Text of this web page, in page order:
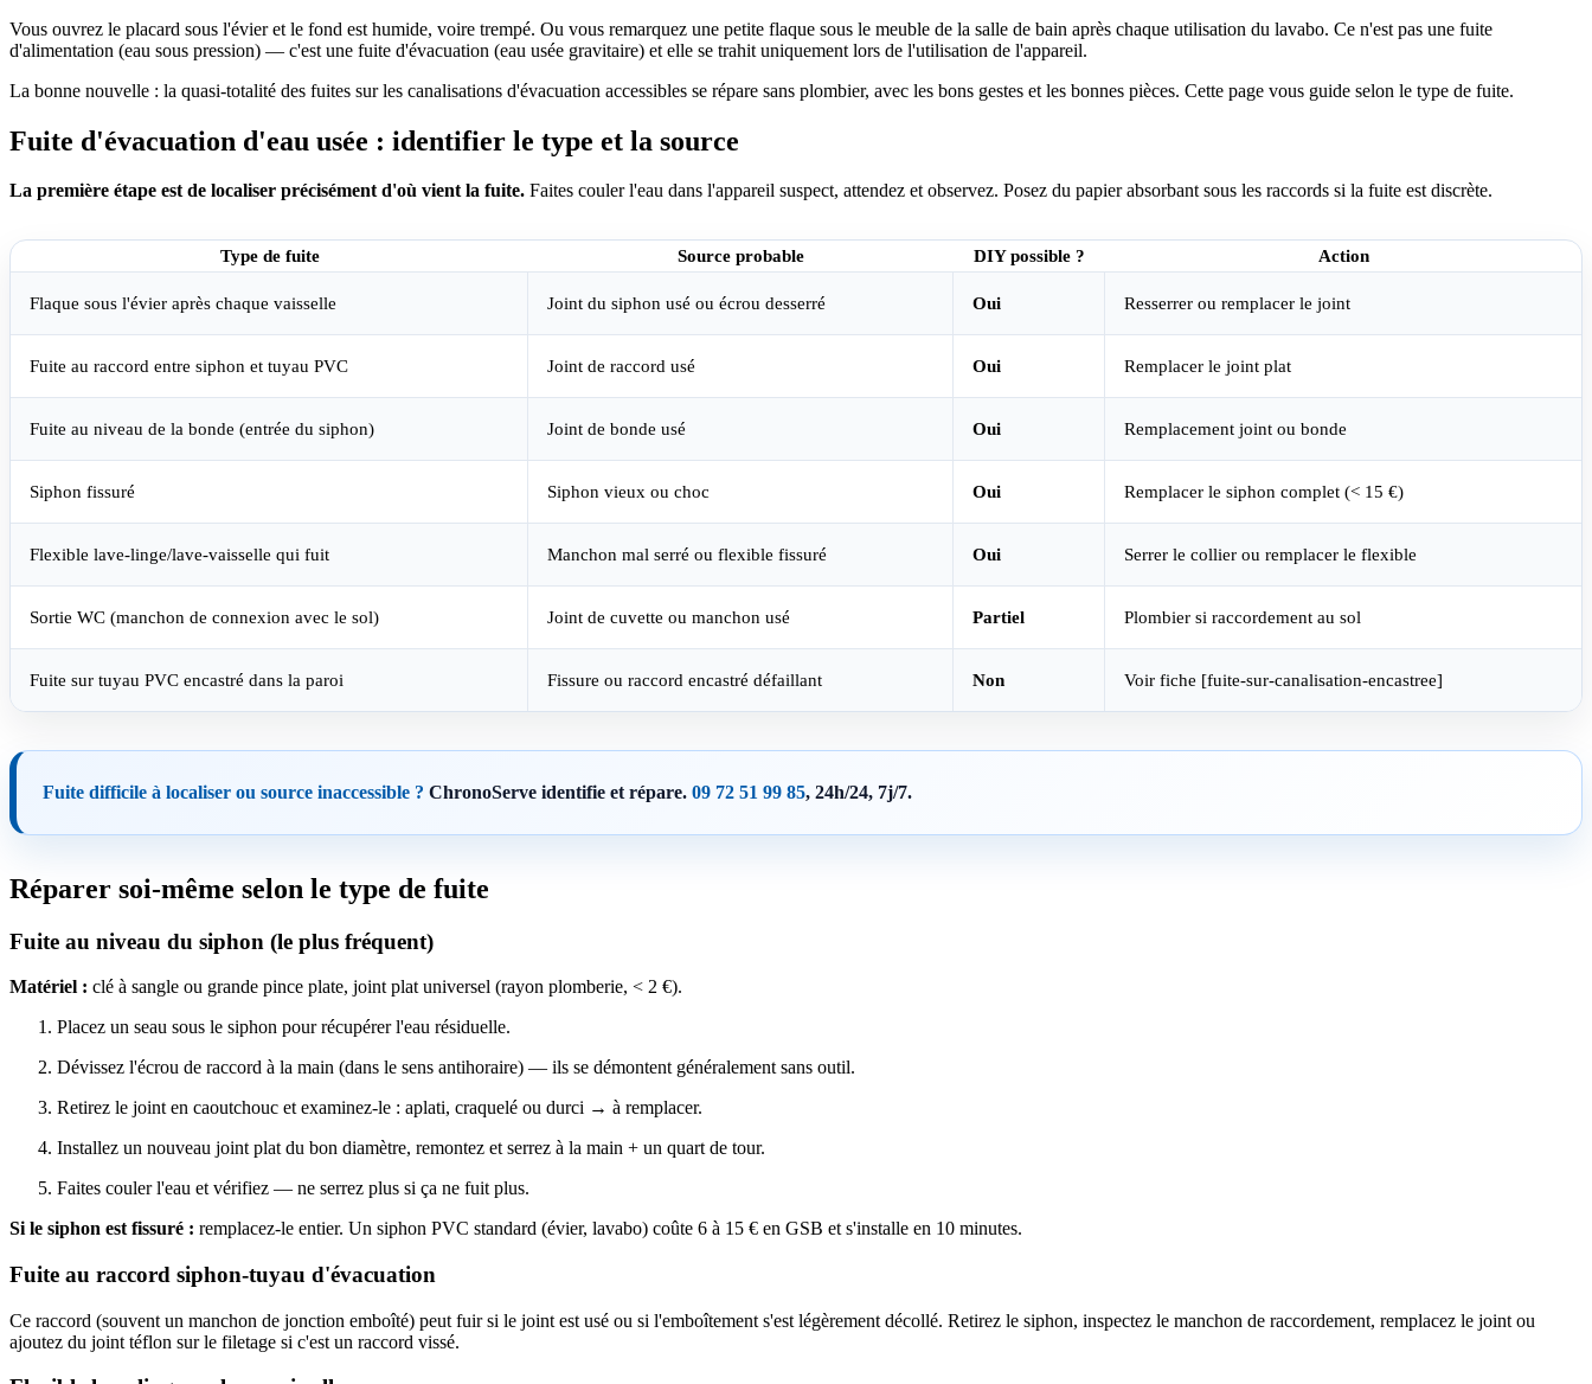
Vous ouvrez le placard sous l'évier et le fond est humide, voire trempé. Ou vous remarquez une petite flaque sous le meuble de la salle de bain après chaque utilisation du lavabo. Ce n'est pas une fuite
d'alimentation (eau sous pression) — c'est une fuite d'évacuation (eau usée gravitaire) et elle se trahit uniquement lors de l'utilisation de l'appareil.
La bonne nouvelle : la quasi-totalité des fuites sur les canalisations d'évacuation accessibles se répare sans plombier, avec les bons gestes et les bonnes pièces. Cette page vous guide selon le type de fuite.
Fuite d'évacuation d'eau usée : identifier le type et la source
La première étape est de localiser précisément d'où vient la fuite. Faites couler l'eau dans l'appareil suspect, attendez et observez. Posez du papier absorbant sous les raccords si la fuite est discrète.
Type de fuite Source probable DIY possible ? Action
Flaque sous l'évier après chaque vaisselle Joint du siphon usé ou écrou desserré Oui Resserrer ou remplacer le joint
Fuite au raccord entre siphon et tuyau PVC Joint de raccord usé Oui Remplacer le joint plat
Fuite au niveau de la bonde (entrée du siphon) Joint de bonde usé Oui Remplacement joint ou bonde
Siphon fissuré Siphon vieux ou choc Oui Remplacer le siphon complet (< 15 €)
Flexible lave-linge/lave-vaisselle qui fuit Manchon mal serré ou flexible fissuré Oui Serrer le collier ou remplacer le flexible
Sortie WC (manchon de connexion avec le sol) Joint de cuvette ou manchon usé Partiel Plombier si raccordement au sol
Fuite sur tuyau PVC encastré dans la paroi Fissure ou raccord encastré défaillant Non Voir fiche [fuite-sur-canalisation-encastree]
Fuite difficile à localiser ou source inaccessible ? ChronoServe identifie et répare.09 72 51 99 85, 24h/24, 7j/7.
Réparer soi-même selon le type de fuite
Fuite au niveau du siphon (le plus fréquent)
Matériel : clé à sangle ou grande pince plate, joint plat universel (rayon plomberie, < 2 €).
Placez un seau sous le siphon pour récupérer l'eau résiduelle.
Dévissez l'écrou de raccord à la main (dans le sens antihoraire) — ils se démontent généralement sans outil.
Retirez le joint en caoutchouc et examinez-le : aplati, craquelé ou durci → à remplacer.
Installez un nouveau joint plat du bon diamètre, remontez et serrez à la main + un quart de tour.
Faites couler l'eau et vérifiez — ne serrez plus si ça ne fuit plus.
Si le siphon est fissuré : remplacez-le entier. Un siphon PVC standard (évier, lavabo) coûte 6 à 15 € en GSB et s'installe en 10 minutes.
Fuite au raccord siphon-tuyau d'évacuation
Ce raccord (souvent un manchon de jonction emboîté) peut fuir si le joint est usé ou si l'emboîtement s'est légèrement décollé. Retirez le siphon, inspectez le manchon de raccordement, remplacez le joint ou
ajoutez du joint téflon sur le filetage si c'est un raccord vissé.